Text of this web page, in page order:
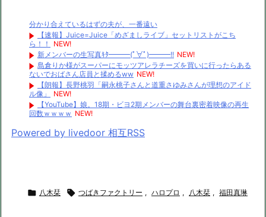
分かり合えているはずの夫が、一番遠い
【速報】Juice=Juice「めざましライブ」セットリストがこち
ら！！
NEW!
新メンバーの生写真ｷﾀ━━━(ﾟ∀ﾟ)━━━!! NEW!
島倉りか様がスーパーにモッツアレラチーズを買いに行ったらある
ないでおばさん店員と揉めるww NEW!
【朗報】長野桃羽「嗣永桃子さんと道重さゆみさんが理想のアイド
ル像」
NEW!
【YouTube】娘。18期・ビヨ2期メンバーの舞台裏密着映像の再生
回数ｗｗｗｗ NEW!
Powered by livedoor 相互RSS
 八木栞  つばきファクトリー , ハロプロ , 八木栞 , 福田真琳